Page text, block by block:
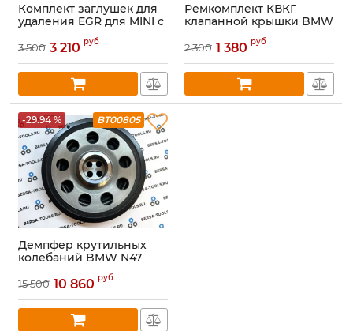
Комплект заглушек для
удаления EGR для MINI с
двигателем B47
3 500 3 210 руб
Ремкомплект КВКГ
клапанной крышки BMW
N47N, B47, N47S1
2 300 1 380 руб
-29.94 % BT00805
Демпфер крутильных
колебаний BMW N47
11237823191, 11238512072
15 500 10 860 руб